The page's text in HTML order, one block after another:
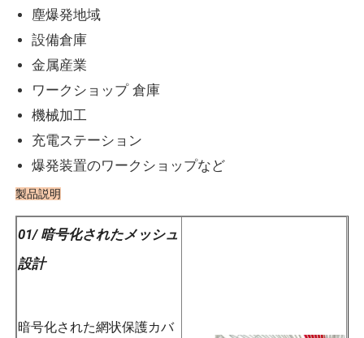
塵爆発地域
設備倉庫
金属産業
ワークショップ 倉庫
機械加工
充電ステーション
爆発装置のワークショップなど
製品説明
01/ 暗号化されたメッシュ
設計
暗号化された網状保護カバ